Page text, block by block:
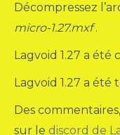
Décompressez
micro-1.27.mxf.
Lagvoid 1.27 a été
Lagvoid 1.27 a été
Des
sur le discord de